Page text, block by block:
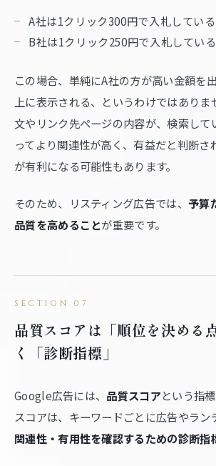
A社は1クリック300円で入札している
B社は1クリック250円で入札している
この場合、単純にA社の方が高い金額を
上に表示される、というわけではありま
文やリンク先ページの内容が、検索して
ってより関連性が高く、有益だと判断さ
が有利になる可能性もあります。
そのため、リスティング広告では、 予算
品質を高めることが重要です。
品質スコアは「順位を決める
く「診断指標」
Google広告には、 品質スコアという指
スコアは、キーワードごとに広告やラン
関連性・有用性を確認するための診断指